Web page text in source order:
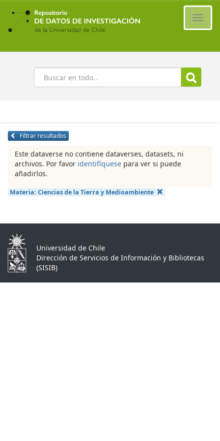
Ir
contenido
principal
Buscar
Filtrar resultados
Este dataverse no contiene dataverses, datasets, ni
archivos. Por favor identifíquese para ver si puede
añadirlos.
Materia: Ciencias de la Tierra y Medioambiente
Universidad de Chile
Dirección de Servicios de Información y Bibliotecas
(SISIB)